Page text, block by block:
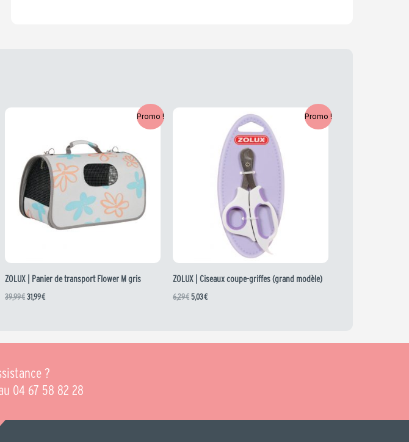
Promo !
ZOLUX | Panier de transport Flower M gris
39,99€
39,99 €.
31,99€
31,99 €.
Promo !
ZOLUX | Ciseaux coupe-griffes (grand modèle)
6,29€ 5,03€
5,03 €.
?
04 67 58 82 28